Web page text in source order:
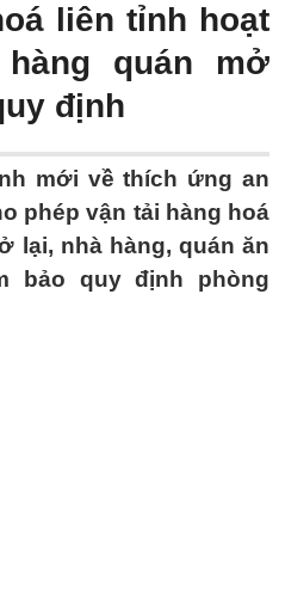
liên tỉnh hoạt
quán mở
định
mới về thích ứng an
phép vận tải hàng hoá
lại, nhà hàng, quán ăn
bảo quy định phòng